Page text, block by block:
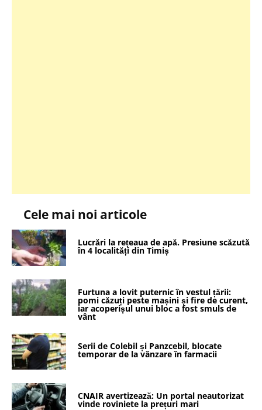
Cele mai noi articole
Lucrări la rețeaua de apă. Presiune scăzută
în 4 localități din Timiș
Furtuna a lovit puternic în vestul țării:
pomi căzuți peste mașini și fire de curent,
iar acoperișul unui bloc a fost smuls de
vânt
Serii de Colebil și Panzcebil, blocate
temporar de la vânzare în farmacii
CNAIR avertizează: Un portal neautorizat
vinde roviniete la prețuri mari